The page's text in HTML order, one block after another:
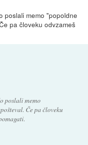
poslali memo "popoldne
pa človeku odvzameš
poslali memo
Če pa človeku